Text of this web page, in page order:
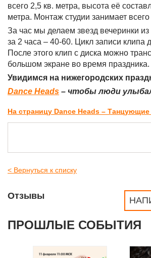
всего 2,5 кв. метра, высота её
метра. Монтаж студии занимает
За час мы делаем звезд вечеринки из
за 2 часа – 40-60. Цикл записи клипа
После этого клип с диска можно
большом экране во время праздника.
Увидимся на нижегородских
Dance Heads – чтобы люди
На страницу Dance Heads –
< Вернуться к списку
Отзывы
ПРОШЛЫЕ СОБЫТИЯ